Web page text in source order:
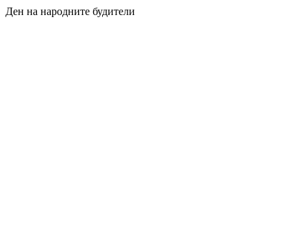
Ден на народните будители